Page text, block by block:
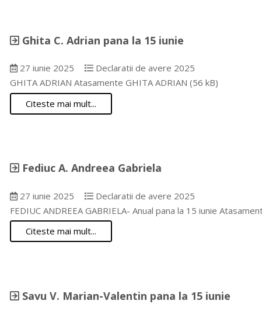
Ghita C. Adrian pana la 15 iunie
27 iunie 2025
Declaratii de avere 2025
GHITA ADRIAN Atasamente GHITA ADRIAN (56 kB)
Citeste mai mult...
Fediuc A. Andreea Gabriela
27 iunie 2025
Declaratii de avere 2025
FEDIUC ANDREEA GABRIELA- Anual pana la 15 iunie
Citeste mai mult...
Savu V. Marian-Valentin pana la 15 iunie